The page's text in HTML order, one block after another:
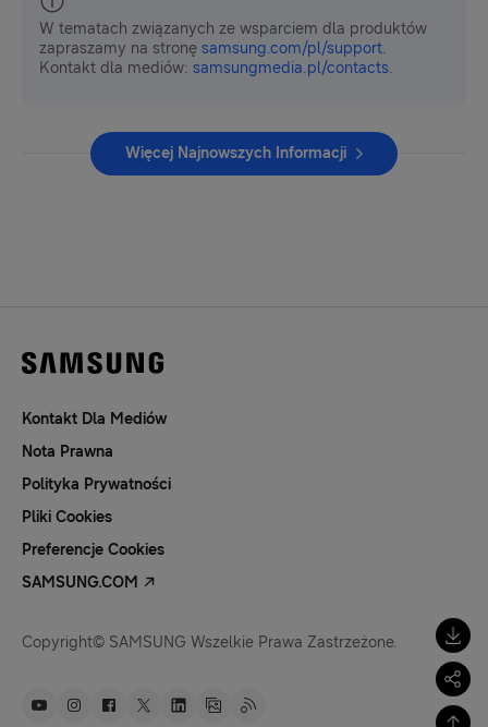
W tematach związanych ze wsparciem dla produktów
zapraszamy na stronę samsung.com/pl/support.
Kontakt dla mediów: samsungmedia.pl/contacts.
Więcej Najnowszych Informacji
Kontakt Dla Mediów
Nota Prawna
Polityka Prywatności
Pliki Cookies
Preferencje Cookies
SAMSUNG.COM
Copyright© SAMSUNG Wszelkie Prawa Zastrzeżone.